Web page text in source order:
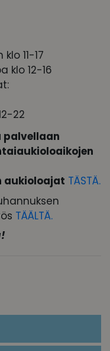
11-17
klo 12-16
22
palvellaan
aukioloajat TÄSTÄ.
TÄÄLTÄ.